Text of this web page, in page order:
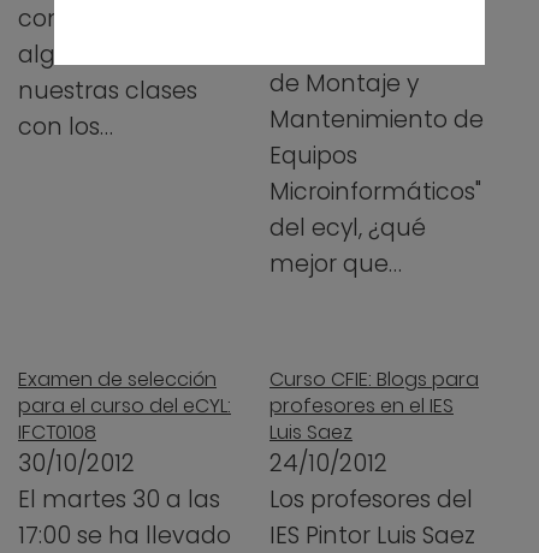
compartir
algunas de
nuestras clases
con los…
de Montaje y
Mantenimiento de
Equipos
Microinformáticos"
del ecyl, ¿qué
mejor que…
Examen de selección
para el curso del eCYL:
IFCT0108
30/10/2012
El martes 30 a las
17:00 se ha llevado
Curso CFIE: Blogs para
profesores en el IES
Luis Saez
24/10/2012
Los profesores del
IES Pintor Luis Saez